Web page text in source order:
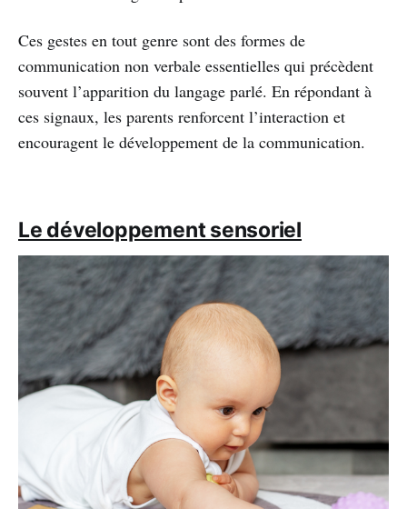
Ces gestes en tout genre sont des formes de
communication non verbale essentielles qui précèdent
souvent l’apparition du langage parlé. En répondant à
ces signaux, les parents renforcent l’interaction et
encouragent le développement de la communication.
Le développement sensoriel